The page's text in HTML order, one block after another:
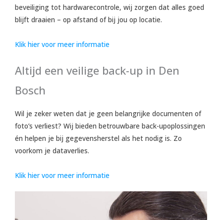
beveiliging tot hardwarecontrole, wij zorgen dat alles goed
blijft draaien – op afstand of bij jou op locatie.
Klik hier voor meer informatie
Altijd een veilige back-up in Den
Bosch
Wil je zeker weten dat je geen belangrijke documenten of
foto’s verliest? Wij bieden betrouwbare back-upoplossingen
én helpen je bij gegevensherstel als het nodig is. Zo
voorkom je dataverlies.
Klik hier voor meer informatie